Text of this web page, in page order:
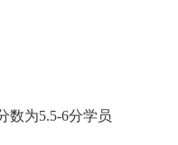
数为5.5-6分学员